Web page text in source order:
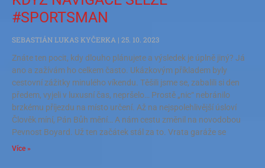
#SPORTSMAN
SEBASTIÁN LUKAS KYČERKA
25. 10. 2023
Znáte ten pocit, kdy dlouho plánujete a výsledek je úplně jiný? Já
ano a zažívám ho celkem často. Ukázkovým příkladem byly
cestovní zážitky minulého víkendu. Těšili jsme se, zabalili si den
předem, vyjeli v luxusní čas, nepršelo… Prostě „nic“ nebránilo
brzkému příjezdu na místo určení. Až na nejspolehlivější úsloví
Člověk míní, Pán Bůh mění… A nám cestu změnil na novodobou
Pevnost Boyard. Už ten začátek stál za to. Vrata garáže se
Více »